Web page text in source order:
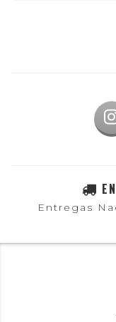
Entregas